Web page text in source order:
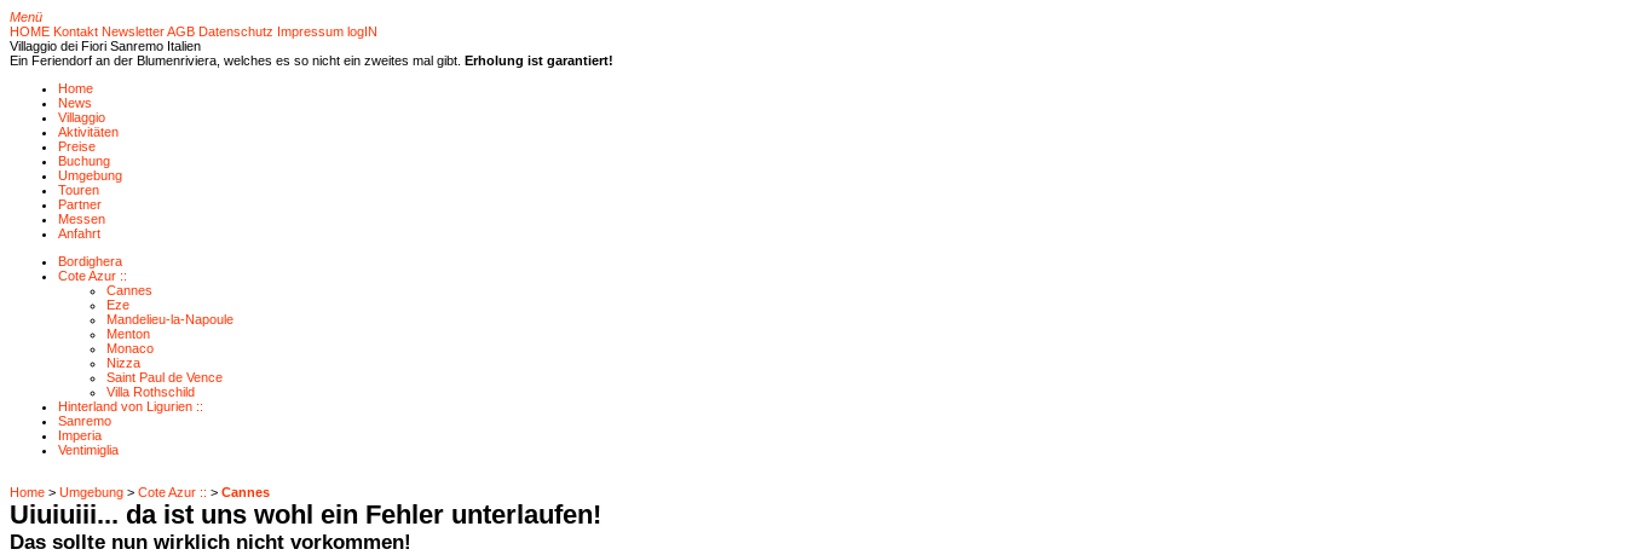
Menü
HOME Kontakt NewsletterAGB Datenschutz Impressum logIN
Villaggio dei Fiori Sanremo Italien
Ein Feriendorf an der Blumenriviera, welches es so nicht ein zweites mal gibt. Erholung ist garantiert!
Home
News
Villaggio
Aktivitäten
Preise
Buchung
Umgebung
Touren
Partner
Messen
Anfahrt
Bordighera
Cote Azur ::
Cannes
Eze
Mandelieu-la-Napoule
Menton
Monaco
Nizza
Saint Paul de Vence
Villa Rothschild
Hinterland von Ligurien ::
Sanremo
Imperia
Ventimiglia
Home > Umgebung > Cote Azur :: > Cannes
Uiuiuiii... da ist uns wohl ein Fehler unterlaufen!
Das sollte nun wirklich nicht vorkommen!